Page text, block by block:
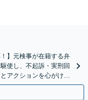
】元検事が在籍する弁
使し、不起訴・実刑回
アクションを心がけ、